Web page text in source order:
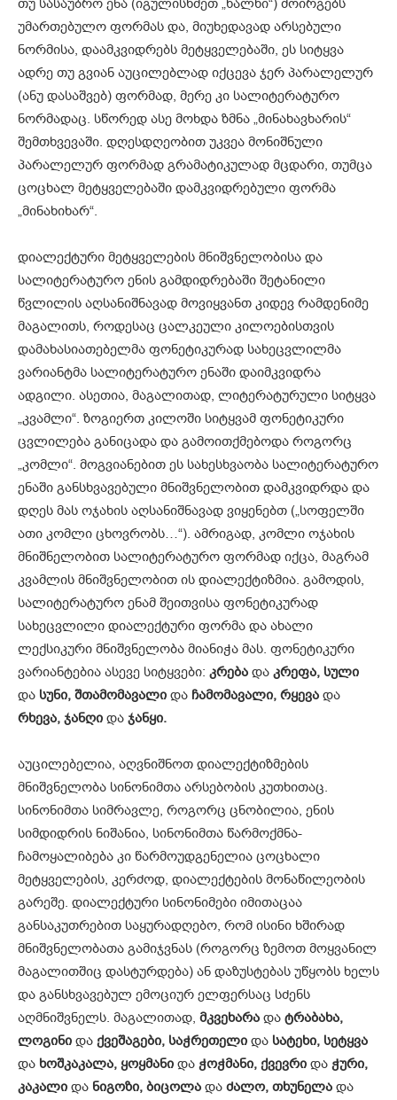
თუ სასაუბრო ენა (იგულისხმეთ „ხალხი“) მოირგებს
უმართებულო ფორმას და, მიუხედავად არსებული
ნორმისა, დაამკვიდრებს მეტყველებაში, ეს სიტყვა
ადრე თუ გვიან აუცილებლად იქცევა ჯერ პარალელურ
(ანუ დასაშვებ) ფორმად, მერე კი სალიტერატურო
ნორმადაც. სწორედ ასე მოხდა ზმნა „მინახავხარის“
შემთხვევაში. დღესდღეობით უკვეა მონიშნული
პარალელურ ფორმად გრამატიკულად მცდარი, თუმცა
ცოცხალ მეტყველებაში დამკვიდრებული ფორმა
„მინახიხარ“.
დიალექტური მეტყველების მნიშვნელობისა და
სალიტერატურო ენის გამდიდრებაში შეტანილი
წვლილის აღსანიშნავად მოვიყვანთ კიდევ რამდენიმე
მაგალითს, როდესაც ცალკეული კილოებისთვის
დამახასიათებელმა ფონეტიკურად სახეცვლილმა
ვარიანტმა სალიტერატურო ენაში დაიმკვიდრა
ადგილი. ასეთია, მაგალითად, ლიტერატურული სიტყვა
„კვამლი“. ზოგიერთ კილოში სიტყვამ ფონეტიკური
ცვლილება განიცადა და გამოითქმებოდა როგორც
„კომლი“. მოგვიანებით ეს სახესხვაობა სალიტერატურო
ენაში განსხვავებული მნიშვნელობით დამკვიდრდა და
დღეს მას ოჯახის აღსანიშნავად ვიყენებთ („სოფელში
ათი კომლი ცხოვრობს…“). ამრიგად, კომლი ოჯახის
მნიშნელობით სალიტერატურო ფორმად იქცა, მაგრამ
კვამლის მნიშვნელობით ის დიალექტიზმია. გამოდის,
სალიტერატურო ენამ შეითვისა ფონეტიკურად
სახეცვლილი დიალექტური ფორმა და ახალი
ლექსიკური მნიშვნელობა მიანიჭა მას. ფონეტიკური
ვარიანტებია ასევე სიტყვები: კრება და კრეფა, სული
და სუნი, შთამომავალი და ჩამომავალი, რყევა და
რხევა, ჯანღი და ჯანყი.
აუცილებელია, აღვნიშნოთ დიალექტიზმების
მნიშვნელობა სინონიმთა არსებობის კუთხითაც.
სინონიმთა სიმრავლე, როგორც ცნობილია, ენის
სიმდიდრის ნიშანია, სინონიმთა წარმოქმნა-
ჩამოყალიბება კი წარმოუდგენელია ცოცხალი
მეტყველების, კერძოდ, დიალექტების მონაწილეობის
გარეშე. დიალექტური სინონიმები იმითაცაა
განსაკუთრებით საყურადღებო, რომ ისინი ხშირად
მნიშვნელობათა გამიჯვნას (როგორც ზემოთ მოყვანილ
მაგალითშიც დასტურდება) ან დაზუსტებას უწყობს ხელს
და განსხვავებულ ემოციურ ელფერსაც სძენს
აღმნიშვნელს. მაგალითად, მკვეხარა და ტრაბახა,
ლოგინი და ქვეშაგები, საჭრეთელი და სატეხი, სეტყვა
და ხოშკაკალა, ყოყმანი და ჭოჭმანი, ქვევრი და ჭური,
კაკალი და ნიგოზი, ბიცოლა და ძალო, თხუნელა და